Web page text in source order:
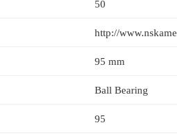
50
http://
95 mm
Ball Bearing
95